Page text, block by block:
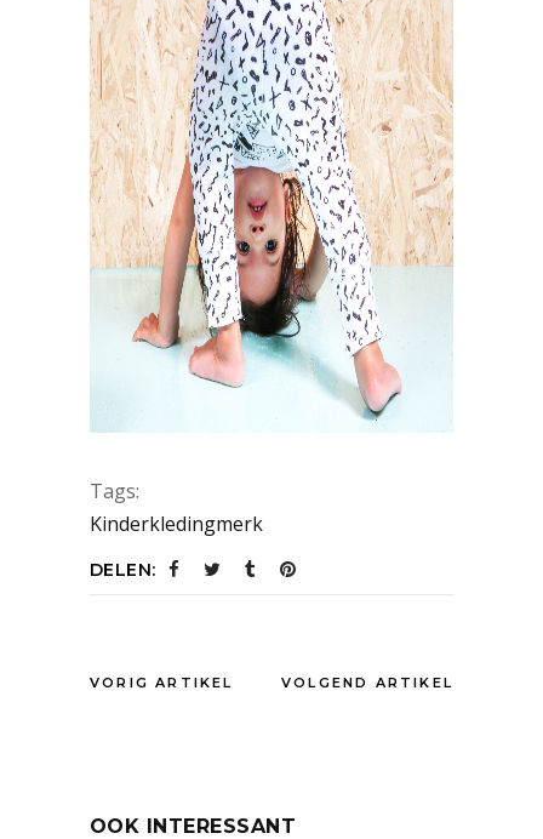
Tags:
Kinderkledingmerk
DELEN:
VORIG ARTIKEL VOLGEND ARTIKEL
OOK INTERESSANT